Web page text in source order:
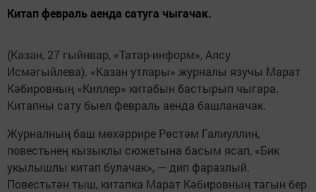
Китап февраль аенда сатуга чыгачак.
(Казан, 27 гыйнвар, «Татар-информ», Алсу
Исмәгыйлева). «Казан утлары» журналы язучы Марат
Кәбировның «Киллер» китабын бастырып чыгара.
Китапны сату быел февраль аенда башланачак.
Журналның баш мөхәррире Рөстәм Галиуллин,
повестьнең кызыклы сюжетына басым ясап, «Бик
укылышлы китап булачак», — дип фаразлый.
Повестьтән тыш, китапка Марат Кәбировның тагын бер